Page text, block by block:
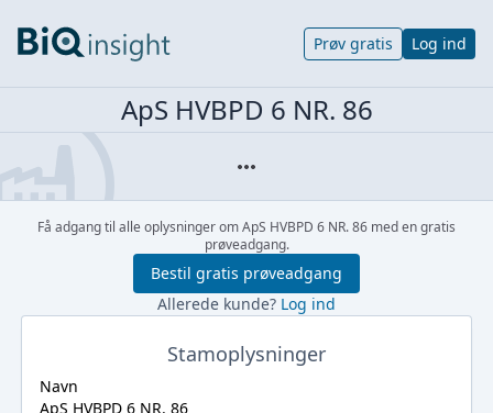
Prøv gratis Log ind
ApS HVBPD 6 NR. 86
Få adgang til alle oplysninger om ApS HVBPD 6 NR. 86 med en gratis
prøveadgang.
Bestil gratis prøveadgang
Allerede kunde? Log ind
Stamoplysninger
Navn
ApS HVBPD 6 NR. 86